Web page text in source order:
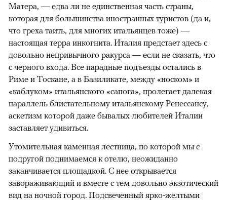
Матера, — едва ли не единственная часть страны,
которая для большинства иностранных туристов (да и,
что греха таить, для многих итальянцев тоже) —
настоящая терра инкогнита. Италия предстает здесь с
довольно непривычного ракурса — если не сказать, что
с черного входа. Все парадные подъезды остались в
Риме и Тоскане, а в Базиликате, между «носком» и
«каблуком» итальянского «сапога», пролегает далекая
параллель блистательному итальянскому Ренессансу,
аскетизм которой даже бывалых любителей Италии
заставляет удивиться.
Утомительная каменная лестница, по которой мы с
подругой поднимаемся к отелю, неожиданно
заканчивается площадкой. С нее открывается
завораживающий и вместе с тем довольно экзотический
вид на ночной город. Подсвеченный ярко-желтыми